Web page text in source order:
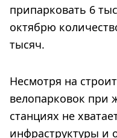
припарковать 6
октябрю
тысяч.
Несмотря на
велопарковок при
станциях не
инфраструктуры